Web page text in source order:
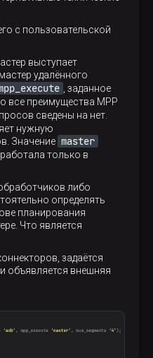
с пользовательской
выступает
удалённого
, заданное
все преимущества MPP
сведены на нет.
нужную
Значение master
только в
либо
определять
планирования
Что является
задаётся
объявляется внешняя